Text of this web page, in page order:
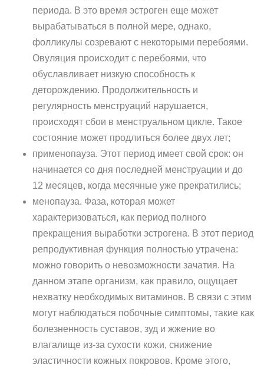
периода. В это время эстроген еще может
вырабатываться в полной мере, однако,
фолликулы созревают с некоторыми перебоями.
Овуляция происходит с перебоями, что
обуславливает низкую способность к
деторождению. Продолжительность и
регулярность менструаций нарушается,
происходят сбои в менструальном цикле. Такое
состояние может продлиться более двух лет;
применопауза. Этот период имеет свой срок: он
начинается со дня последней менструации и до
12 месяцев, когда месячные уже прекратились;
менопауза. Фаза, которая может
характеризоваться, как период полного
прекращения выработки эстрогена. В этот период
репродуктивная функция полностью утрачена:
можно говорить о невозможности зачатия. На
данном этапе организм, как правило, ощущает
нехватку необходимых витаминов. В связи с этим
могут наблюдаться побочные симптомы, такие как
болезненность суставов, зуд и жжение во
влагалище из-за сухости кожи, снижение
эластичности кожных покровов. Кроме этого,